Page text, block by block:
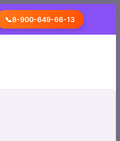
📞8-900-649-66-13